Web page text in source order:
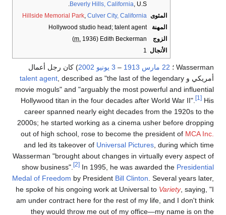
Beverly Hills, California, U.S.
المثوى
Hillside Memorial Park, Culver City, California
المهنة
Hollywood studio head; talent agent
الزوج
Edith Beckerman
(
m. 1936)
الأنجال 1
Wasserman ؛ 22 مارس 1913
– 3 يونيو 2002) كان رجل أعمال
أمريكي و
talent agent, described as "the last of the legendary
movie moguls" and "arguably the most powerful and influential
Hollywood titan in the four decades after World War II".
[1] His
career spanned nearly eight decades from the 1920s to the
2000s; he started working as a cinema usher before dropping
out of high school, rose to become the president of MCA Inc.
and led its takeover of Universal Pictures, during which time
Wasserman "brought about changes in virtually every aspect of
show business".
[2] In 1995, he was awarded the Presidential
Medal of Freedom by President Bill Clinton. Several years later,
he spoke of his ongoing work at Universal to Variety, saying, "I
am under contract here for the rest of my life, and I don't think
they would throw me out of my office—my name is on the